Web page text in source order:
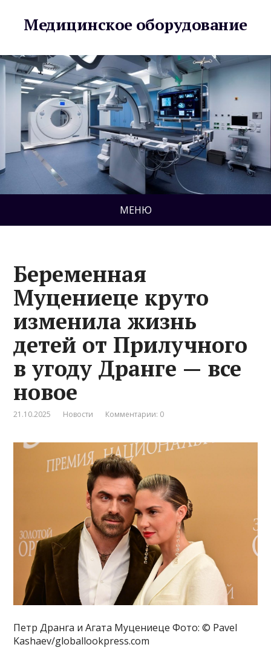
Медицинское оборудование
МЕНЮ
Беременная
Муцениеце круто
изменила жизнь
детей от Прилучного
в угоду Дранге — все
новое
21.10.2025 Новости Комментарии: 0
Петр Дранга и Агата Муцениеце Фото: © Pavel
Kashaev/globallookpress.com